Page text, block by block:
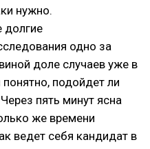
нужно.
долгие
одно за
доле случаев уже в
понятно, подойдет ли
пять минут ясна
же времени
ведет себя кандидат в